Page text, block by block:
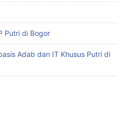
Putri di Bogor
Adab dan IT Khusus Putri di